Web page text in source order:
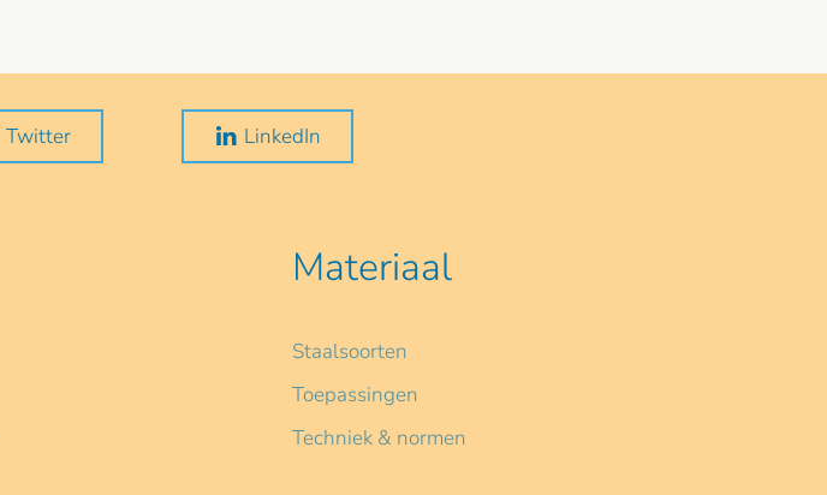
Twitter LinkedIn
Materiaal
Staalsoorten
Toepassingen
Techniek & normen